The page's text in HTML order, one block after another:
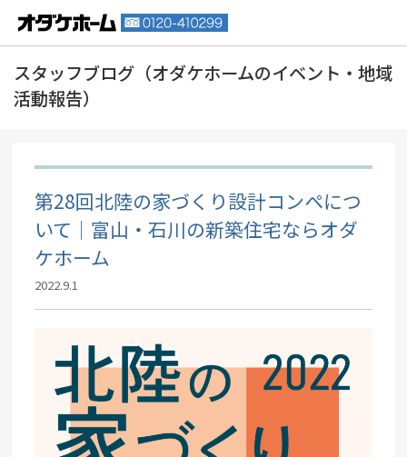
第28回北陸の家づくり設計コンペにつ
いて｜富山・石川の新築住宅ならオダ
ケホーム
2022.9.1